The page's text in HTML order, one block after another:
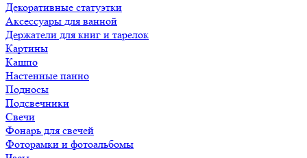
Декоративные статуэтки
Аксессуары для ванной
Держатели для книг и тарелок
Картины
Кашпо
Настенные панно
Подносы
Подсвечники
Свечи
Фонарь для свечей
Фоторамки и фотоальбомы